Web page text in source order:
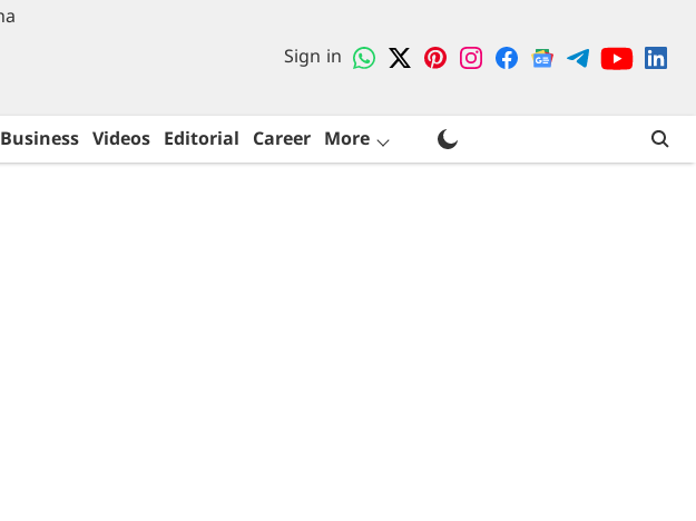
Sign in
Business Videos Editorial Career More